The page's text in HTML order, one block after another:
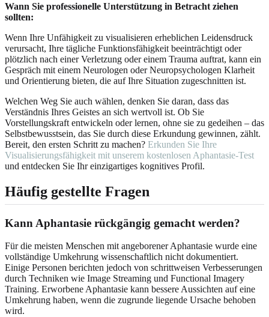
Wann Sie professionelle Unterstützung in Betracht ziehen
sollten:
Wenn Ihre Unfähigkeit zu visualisieren erheblichen Leidensdruck
verursacht, Ihre tägliche Funktionsfähigkeit beeinträchtigt oder
plötzlich nach einer Verletzung oder einem Trauma auftrat, kann ein
Gespräch mit einem Neurologen oder Neuropsychologen Klarheit
und Orientierung bieten, die auf Ihre Situation zugeschnitten ist.
Welchen Weg Sie auch wählen, denken Sie daran, dass das
Verständnis Ihres Geistes an sich wertvoll ist. Ob Sie
Vorstellungskraft entwickeln oder lernen, ohne sie zu gedeihen – das
Selbstbewusstsein, das Sie durch diese Erkundung gewinnen, zählt.
Bereit, den ersten Schritt zu machen? Erkunden Sie Ihre
Visualisierungsfähigkeit mit unserem kostenlosen Aphantasie-Test
und entdecken Sie Ihr einzigartiges kognitives Profil.
Häufig gestellte Fragen
Kann Aphantasie rückgängig gemacht werden?
Für die meisten Menschen mit angeborener Aphantasie wurde eine
vollständige Umkehrung wissenschaftlich nicht dokumentiert.
Einige Personen berichten jedoch von schrittweisen Verbesserungen
durch Techniken wie Image Streaming und Functional Imagery
Training. Erworbene Aphantasie kann bessere Aussichten auf eine
Umkehrung haben, wenn die zugrunde liegende Ursache behoben
wird.